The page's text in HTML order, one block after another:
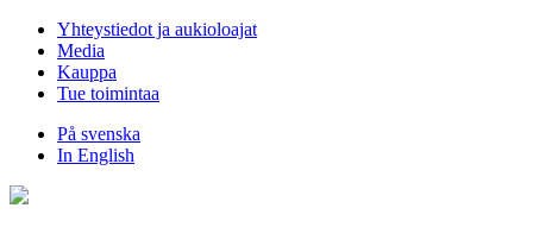
Hyppää
sisältöön
Yhteystiedot ja aukioloajat
Media
Kauppa
Tue toimintaa
På svenska
In English